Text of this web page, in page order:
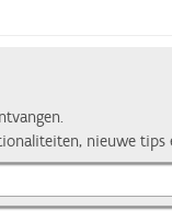
nieuwe tips